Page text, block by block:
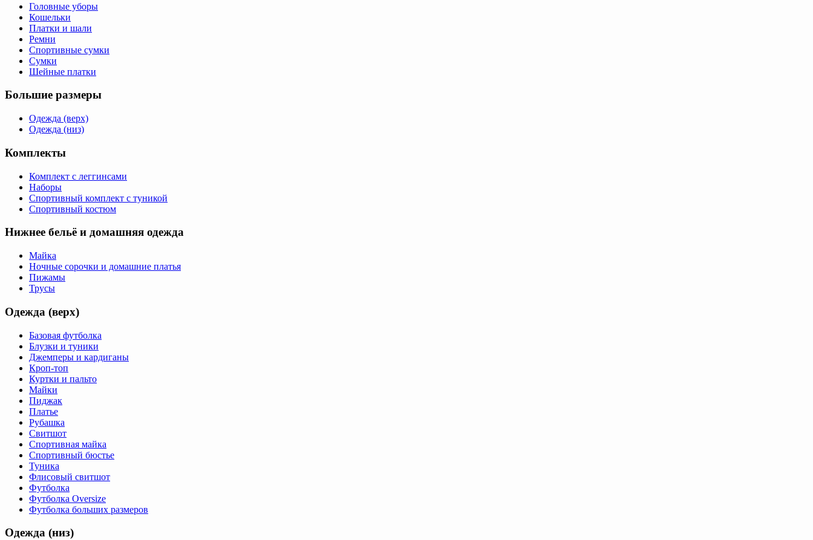
Головные уборы
Кошельки
Платки и шали
Ремни
Спортивные сумки
Сумки
Шейные платки
Большие размеры
Одежда (верх)
Одежда (низ)
Комплекты
Комплект с леггинсами
Наборы
Спортивный комплект с туникой
Спортивный костюм
Нижнее бельё и домашняя одежда
Майка
Ночные сорочки и домашние платья
Пижамы
Трусы
Одежда (верх)
Базовая футболка
Блузки и туники
Джемперы и кардиганы
Кроп-топ
Куртки и пальто
Майки
Пиджак
Платье
Рубашка
Свитшот
Спортивная майка
Спортивный бюстье
Туника
Флисовый свитшот
Футболка
Футболка Oversize
Футболка больших размеров
Одежда (низ)